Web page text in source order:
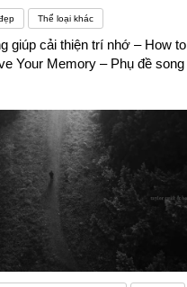
Thể loại khác
giúp cải thiện trí nhớ – How to
Your Memory – Phụ đề song